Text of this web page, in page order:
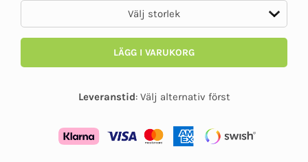
LÄGG I VARUKORG
Leveranstid: Välj alternativ först